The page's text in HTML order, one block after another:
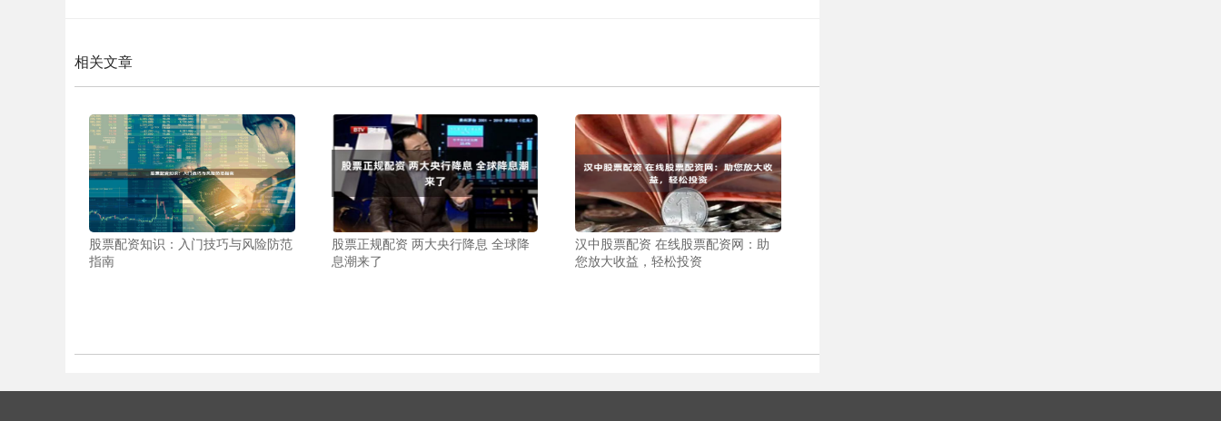
相关文章
股票配资知识：入门技巧与风险防范
指南
股票正规配资 两大央行降息 全球降
息潮来了
汉中股票配资 在线股票配资网：助
您放大收益，轻松投资